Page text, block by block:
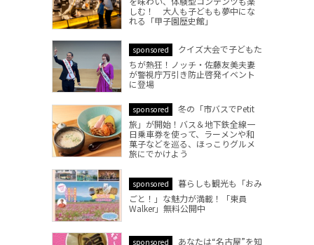
しむ！ 大人も子どもも夢中にな
れる「甲子園歴史館」
sponsored
クイズ大会で子どもた
ちが熱狂！ノッチ・佐藤友美夫妻
が警視庁万引き防止啓発イベント
に登場
sponsored
冬の「市バスでPetit
旅」が開始！バス＆地下鉄全線一
日乗車券を使って、ラーメンや和
菓子などを巡る、ほっこりグルメ
旅にでかけよう
sponsored
暮らしも観光も「おみ
ごと！」な魅力が満載！「東員
Walker」無料公開中
sponsored あなたは“名古屋”を知